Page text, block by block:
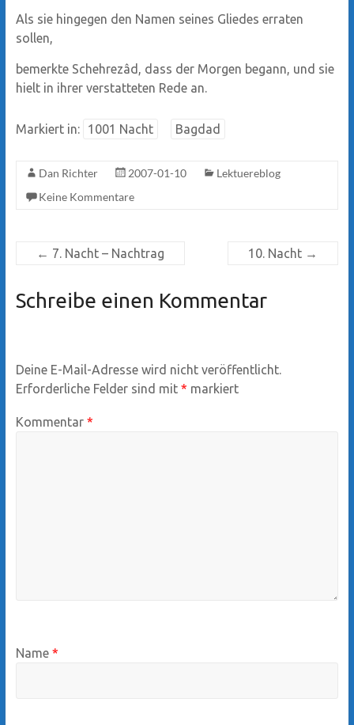
Als sie hingegen den Namen seines Gliedes erraten
sollen,
bemerkte Schehrezâd, dass der Morgen begann, und sie
hielt in ihrer verstatteten Rede an.
Markiert in: 1001 Nacht Bagdad
Dan Richter 2007-01-10
Lektuereblog
Keine Kommentare
← 7. Nacht – Nachtrag 10. Nacht →
Schreibe einen Kommentar
Deine E-Mail-Adresse wird nicht veröffentlicht.
Erforderliche Felder sind mit * markiert
Kommentar *
Name *